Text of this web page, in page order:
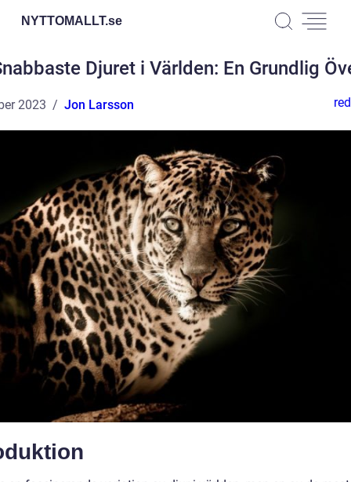
NYTTOMALLT.se
Djuret i Världen: En Grundlig
2023 Jon Larsson